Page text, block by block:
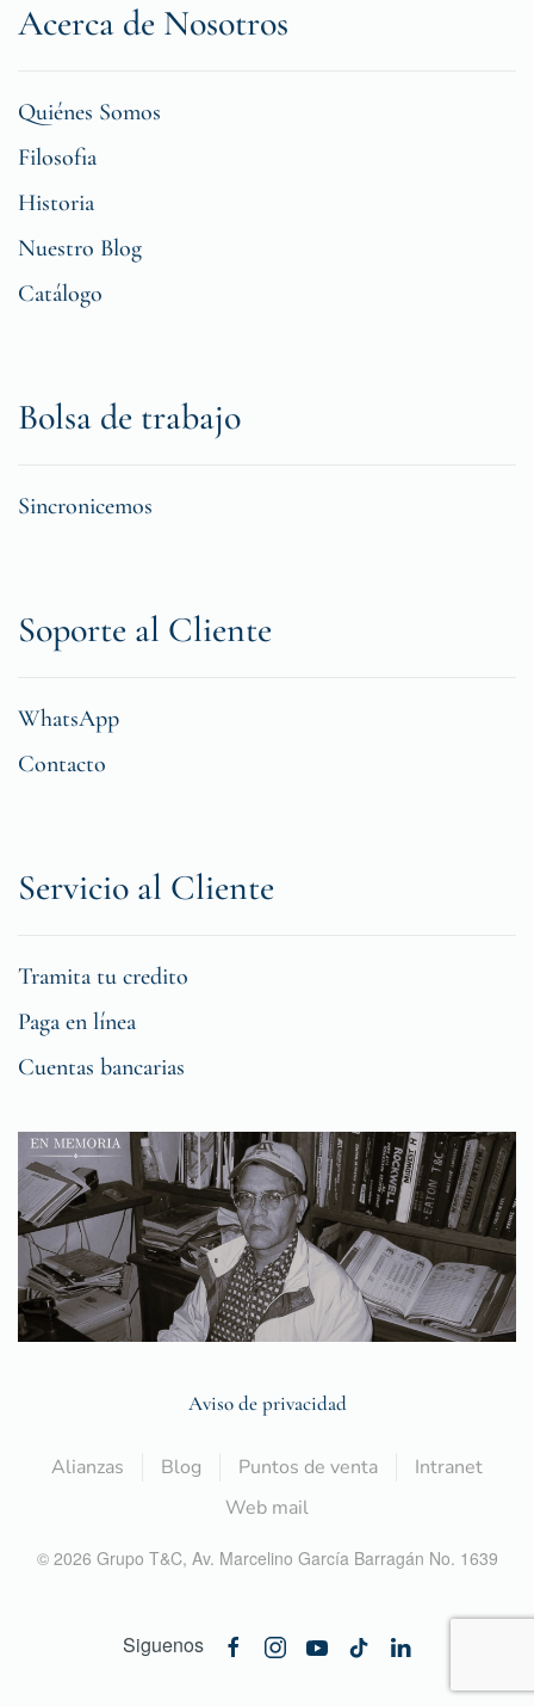
Acerca de Nosotros
Quiénes Somos
Filosofia
Historia
Nuestro Blog
Catálogo
Bolsa de trabajo
Sincronicemos
Soporte al Cliente
WhatsApp
Contacto
Servicio al Cliente
Tramita tu credito
Paga en línea
Cuentas bancarias
Aviso de privacidad
Alianzas Blog Puntos de venta
Intranet
Web mail
© 2026 Grupo T&C, Av. Marcelino García Barragán No. 1639
Siguenos